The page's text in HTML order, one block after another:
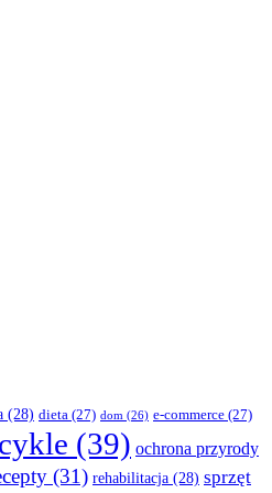
(28) dieta (27) dom (26) e-commerce (27)
(39) ochrona przyrody
(31) rehabilitacja (28) sprzęt